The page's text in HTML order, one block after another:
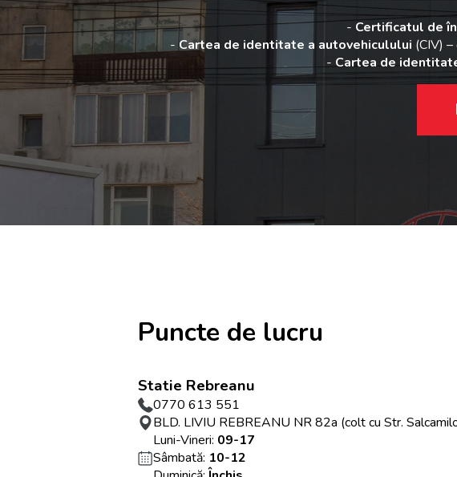
- Certificatul de
- Cartea de identitate a autovehiculului (CIV)
- Cartea de
Puncte de lucru
Statie Rebreanu
0770 613 551
BLD. LIVIU REBREANU NR 82a (colt cu Str.
Luni-Vineri: 09-17
Sâmbată: 10-12